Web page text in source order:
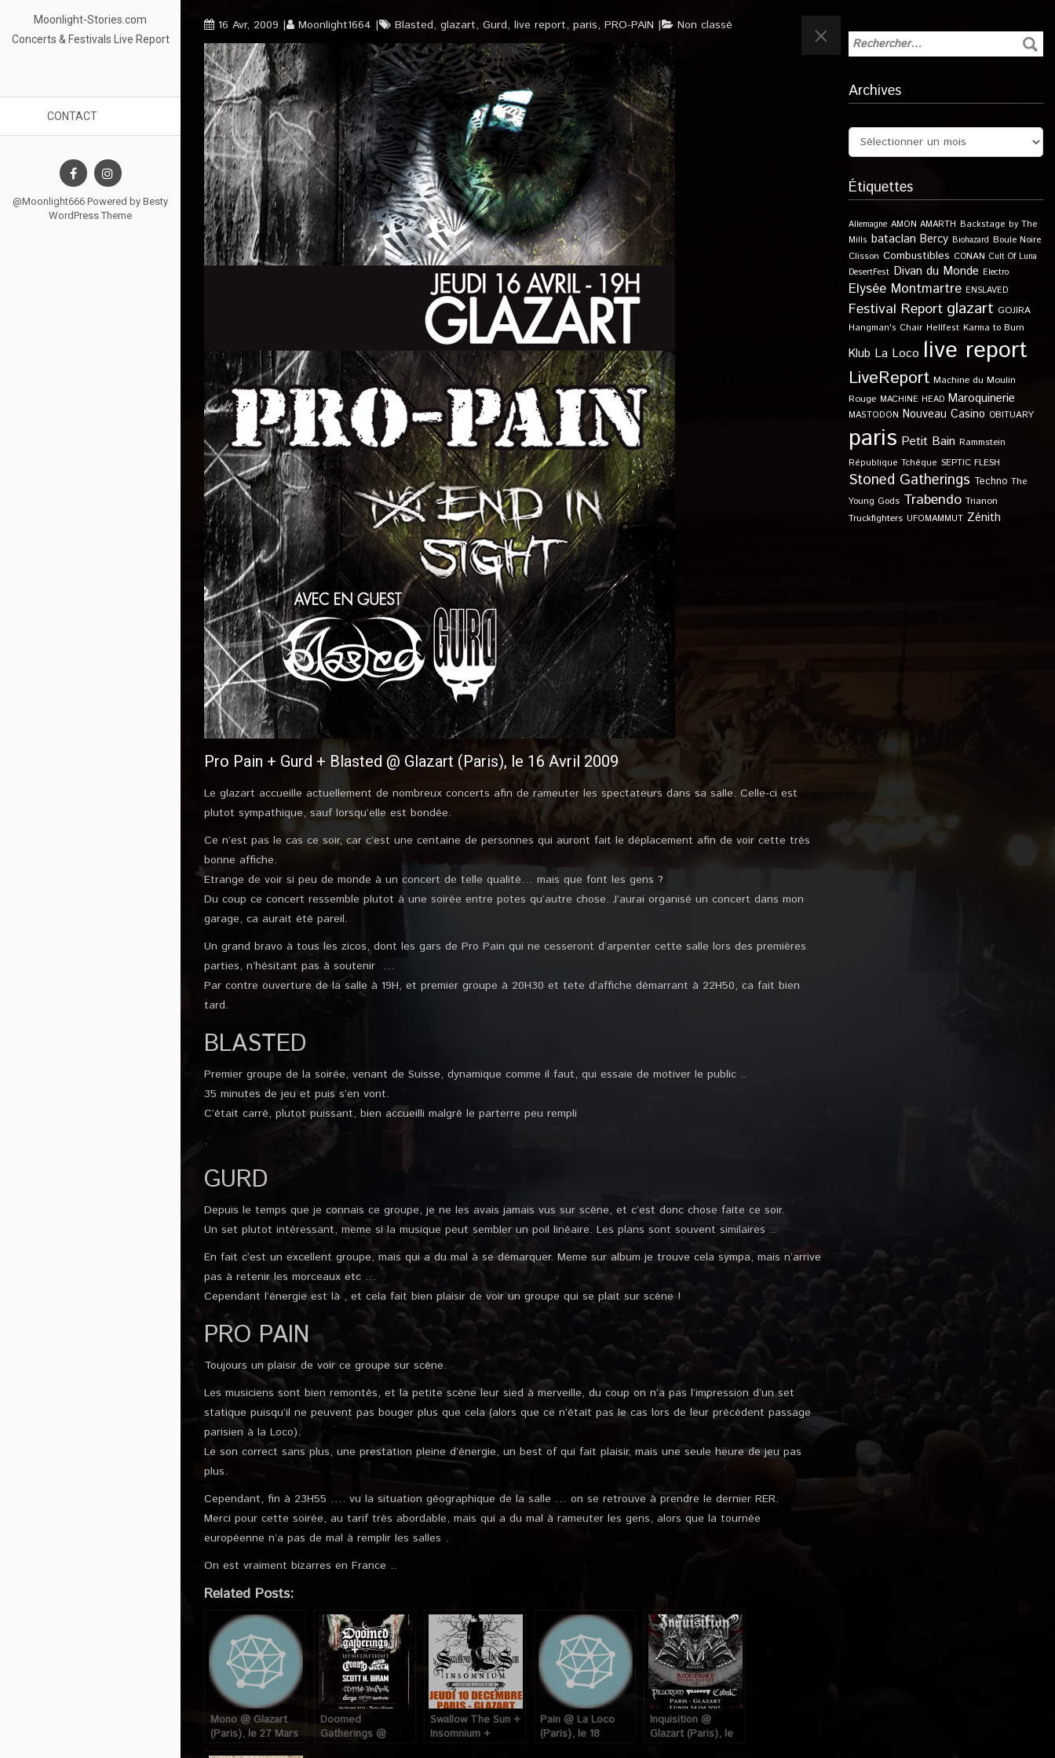
Moonlight-Stories.com
Concerts & Festivals Live Report
CONTACT
@Moonlight666 Powered by Besty
WordPress Theme
16 Avr, 2009 Moonlight1664 Blasted, glazart, Gurd, live report, paris, PRO-PAIN Non classé
Pro Pain + Gurd + Blasted @ Glazart (Paris), le 16 Avril 2009
Le glazart accueille actuellement de nombreux concerts afin de rameuter les spectateurs dans sa salle. Celle-ci est
plutot sympathique, sauf lorsqu’elle est bondée.
Ce n’est pas le cas ce soir, car c’est une centaine de personnes qui auront fait le déplacement afin de voir cette très
bonne affiche.
Etrange de voir si peu de monde à un concert de telle qualité… mais que font les gens ?
Du coup ce concert ressemble plutot à une soirée entre potes qu’autre chose. J’aurai organisé un concert dans mon
garage, ca aurait été pareil.
Un grand bravo à tous les zicos, dont les gars de Pro Pain qui ne cesseront d’arpenter cette salle lors des premières
parties, n’hésitant pas à soutenir …
Par contre ouverture de la salle à 19H, et premier groupe à 20H30 et tete d’affiche démarrant à 22H50, ca fait bien
tard.
BLASTED
Premier groupe de la soirée, venant de Suisse, dynamique comme il faut, qui essaie de motiver le public ..
35 minutes de jeu et puis s’en vont.
C’était carré, plutot puissant, bien accueilli malgrè le parterre peu rempli
.
GURD
Depuis le temps que je connais ce groupe, je ne les avais jamais vus sur scène, et c’est donc chose faite ce soir.
Un set plutot intéressant, meme si la musique peut sembler un poil linéaire. Les plans sont souvent similaires ..
En fait c’est un excellent groupe, mais qui a du mal à se démarquer. Meme sur album je trouve cela sympa, mais n’arrive
pas à retenir les morceaux etc …
Cependant l’énergie est là , et cela fait bien plaisir de voir un groupe qui se plait sur scène !
PRO PAIN
Toujours un plaisir de voir ce groupe sur scène.
Les musiciens sont bien remontés, et la petite scène leur sied à merveille, du coup on n’a pas l’impression d’un set
statique puisqu’il ne peuvent pas bouger plus que cela (alors que ce n’était pas le cas lors de leur précédent passage
parisien à la Loco).
Le son correct sans plus, une prestation pleine d’énergie, un best of qui fait plaisir, mais une seule heure de jeu pas
plus.
Cependant, fin à 23H55 …. vu la situation géographique de la salle … on se retrouve à prendre le dernier RER.
Merci pour cette soirée, au tarif très abordable, mais qui a du mal à rameuter les gens, alors que la tournée
européenne n’a pas de mal à remplir les salles .
On est vraiment bizarres en France ..
Related Posts:
Mono @ Glazart
(Paris), le 27 Mars
Doomed
Gatherings @
Swallow The Sun +
Insomnium +
Pain @ La Loco
(Paris), le 18
Inquisition @
Glazart (Paris), le
Archives
Étiquettes
Allemagne AMON AMARTH Backstage by The
Mills bataclan Bercy Biohazard Boule Noire
Clisson Combustibles CONAN Cult Of Luna
DesertFest Divan du Monde Electro
Elysée Montmartre ENSLAVED
Festival Report glazart GOJIRA
Hangman's Chair Hellfest Karma to Burn
Klub La Loco live report
LiveReport Machine du Moulin
Rouge MACHINE HEAD Maroquinerie
MASTODON Nouveau Casino OBITUARY
paris Petit Bain Rammstein
République Tchèque SEPTIC FLESH
Stoned Gatherings Techno The
Young Gods Trabendo Trianon
Truckfighters UFOMAMMUT Zénith